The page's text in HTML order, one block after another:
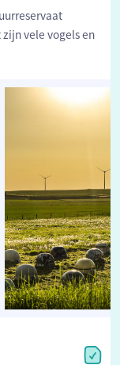
vele vogels en